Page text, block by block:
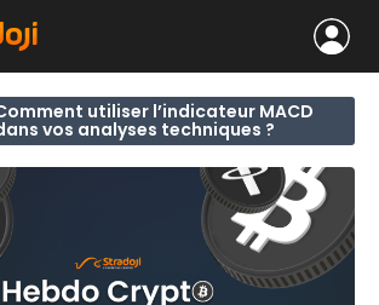
utiliser l’indicateur MACD
vos analyses techniques ?